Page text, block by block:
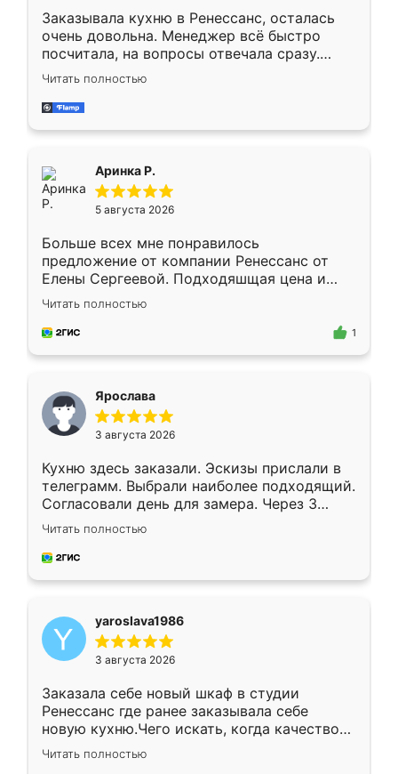
Заказывала кухню в Ренессанс, осталась
очень довольна. Менеджер всё быстро
посчитала, на вопросы отвечала сразу.
Замерщик приехал в субботу, подошёл к
делу со всей ответственностью. Собрали
за день, ребята работали аккуратно, даже
Читать полностью
Аринка Р.
5 августа 2026
Больше всех мне понравилось
предложение от компании Ренессанс от
Елены Сергеевой. Подходяшщая цена и
короткие сроки изготовления. Приехавший
для замера сотрудник Владислав
предложил по моему эскизу самый
Читать полностью
1
Ярослава
3 августа 2026
Кухню здесь заказали. Эскизы прислали в
телеграмм. Выбрали наиболее подходящий.
Согласовали день для замера. Через 3
недели кухня была уже готова. Остались
довольны работой. Спасибо Ренессанс
мебель за качественную работу!
Читать полностью
yaroslava1986
3 августа 2026
Заказала себе новый шкаф в студии
Ренессанс где ранее заказывала себе
новую кухню.Чего искать, когда качеством
вполне довольна. Служит кухня уже почти
два года, нареканий нет.
Читать полностью